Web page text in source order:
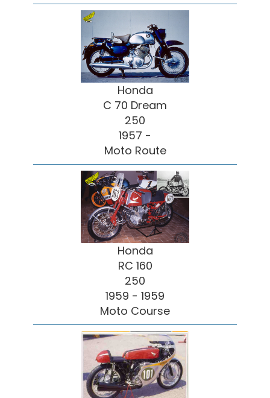
Honda
C 70 Dream
250
1957 -
Moto Route
Honda
RC 160
250
1959 - 1959
Moto Course